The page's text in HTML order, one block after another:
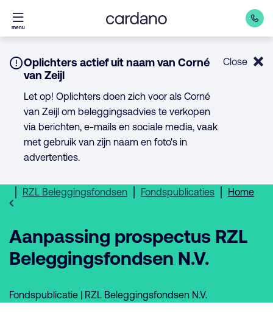
Direct
naar
menu
Notice:
Oplichters actief uit naam van Corné
van Zeijl
Let op! Oplichters doen zich voor als Corné
van Zeijl om beleggingsadvies te verkopen
via berichten, e-mails en sociale media, vaak
met gebruik van zijn naam en foto's in
advertenties.
Close
Home
Fondspublicaties
RZL Beleggingsfondsen
Aanpassing prospectus RZL
Beleggingsfondsen N.V.
Fondspublicatie | RZL Beleggingsfondsen N.V.